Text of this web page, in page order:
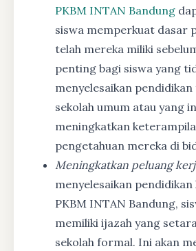
PKBM INTAN Bandung
siswa memperkuat dasar
telah mereka miliki
penting bagi siswa yang
menyelesaikan
sekolah umum atau yang
meningkatkan
pengetahuan mereka di
Meningkatkan peluang
menyelesaikan
PKBM INTAN Bandung,
memiliki ijazah yang
sekolah formal. Ini akan